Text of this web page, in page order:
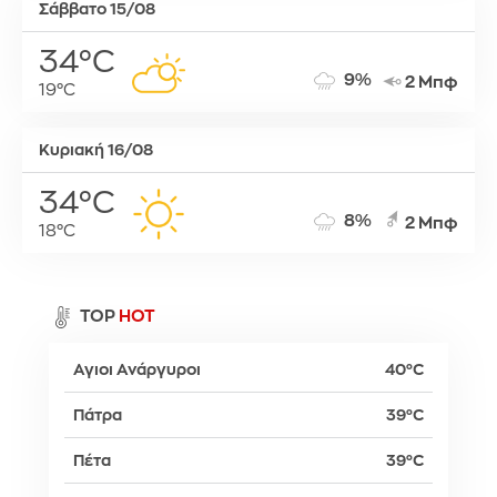
Σάββατο 15/08
34°C
19°C
9% 2 Μπφ
Κυριακή 16/08
34°C
18°C
8% 2 Μπφ
TOP HOT
Αγιοι Ανάργυροι 40°C
Πάτρα 39°C
Πέτα 39°C